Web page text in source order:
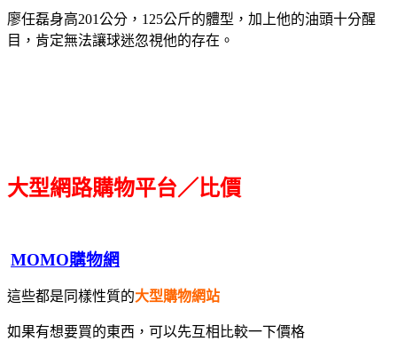
廖任磊身高201公分，125公斤的體型，加上他的油頭十分醒
目，肯定無法讓球迷忽視他的存在。
大型網路購物平台／比價
MOMO購物網
這些都是同樣性質的大型購物網站
如果有想要買的東西，可以先互相比較一下價格